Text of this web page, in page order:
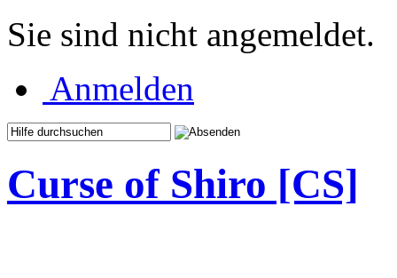
Sie sind nicht angemeldet.
Anmelden
Curse of Shiro [CS]